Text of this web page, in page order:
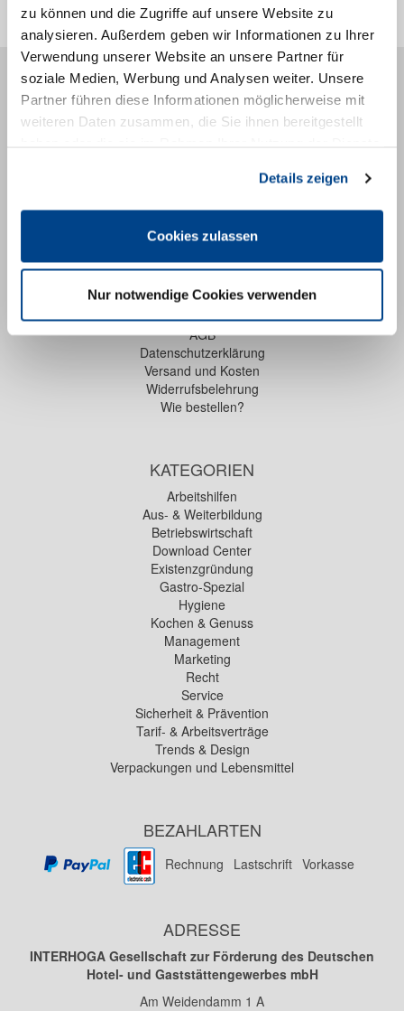
zu können und die Zugriffe auf unsere Website zu
analysieren. Außerdem geben wir Informationen zu Ihrer
Verwendung unserer Website an unsere Partner für
soziale Medien, Werbung und Analysen weiter. Unsere
Partner führen diese Informationen möglicherweise mit
weiteren Daten zusammen, die Sie ihnen bereitgestellt
Cookies, wenn Sie unsere Webseite weiterhin nutzen.
Details zeigen
Cookies zulassen
Nur notwendige Cookies verwenden
SERVICE
Kontakt
Mein Wunschzettel
Öffentlicher Wunschzettel
INFORMATIONEN
Impressum
AGB
Datenschutzerklärung
Versand und Kosten
Widerrufsbelehrung
Wie bestellen?
KATEGORIEN
Arbeitshilfen
Aus- & Weiterbildung
Betriebswirtschaft
Download Center
Existenzgründung
Gastro-Spezial
Hygiene
Kochen & Genuss
Management
Marketing
Recht
Service
Sicherheit & Prävention
Tarif- & Arbeitsverträge
Trends & Design
Verpackungen und Lebensmittel
BEZAHLARTEN
Rechnung Lastschrift Vorkasse
ADRESSE
INTERHOGA Gesellschaft zur Förderung des Deutschen
Hotel- und Gaststättengewerbes mbH
Am Weidendamm 1 A